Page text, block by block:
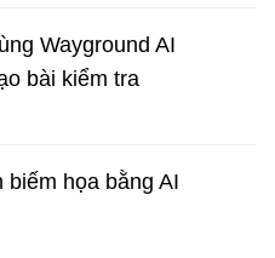
Wayground AI
bài kiểm tra
biếm họa bằng AI